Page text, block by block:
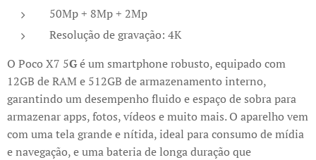
50Mp + 8Mp + 2Mp
Resolução de gravação: 4K
O Poco X7 5Gé um smartphone robusto, equipado com
12GB de RAM e 512GB de armazenamento interno,
garantindo um desempenho fluido e espaço de sobra para
armazenar apps, fotos, vídeos e muito mais. O aparelho vem
com uma tela grande e nítida, ideal para consumo de mídia
e navegação, e uma bateria de longa duração que